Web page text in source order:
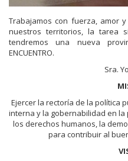
Trabajamos con fuerza, amor
nuestros territorios, la tarea
tendremos una nueva
ENCUENTRO.
Sra.
Ejercer la rectoría de la política
interna y la gobernabilidad en
los derechos humanos, la
para contribuir al